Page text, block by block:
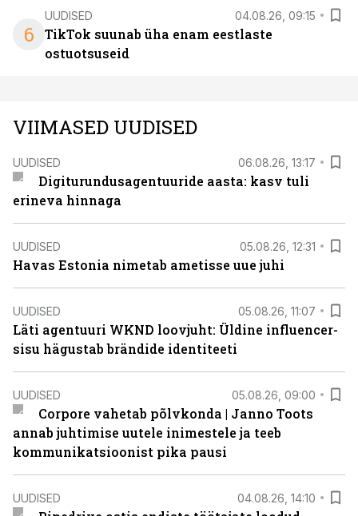
6
UUDISED 04.08.26, 09:15
TikTok suunab üha enam eestlaste
ostuotsuseid
VIIMASED UUDISED
UUDISED 06.08.26, 13:17
Digiturundusagentuuride aasta: kasv tuli
erineva hinnaga
UUDISED 05.08.26, 12:31
Havas Estonia nimetab ametisse uue juhi
UUDISED 05.08.26, 11:07
Läti agentuuri WKND loovjuht: Üldine influencer-
sisu hägustab brändide identiteeti
UUDISED 05.08.26, 09:00
Corpore vahetab põlvkonda | Janno Toots
annab juhtimise uutele inimestele ja teeb
kommunikatsioonist pika pausi
UUDISED 04.08.26, 14:10